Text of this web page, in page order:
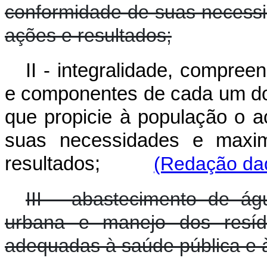
conformidade de suas
ações e resultados;
II - integralidade,
e componentes de cada um
que propicie à população o
suas necessidades e
resultados;
(Redação
III - abastecimento de
urbana e manejo dos
adequadas à saúde pública e